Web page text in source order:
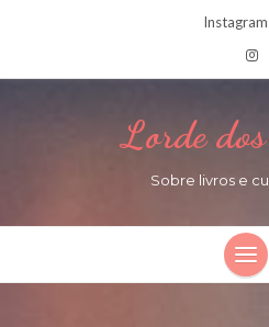
Instagram
Lorde
Sobre livros e